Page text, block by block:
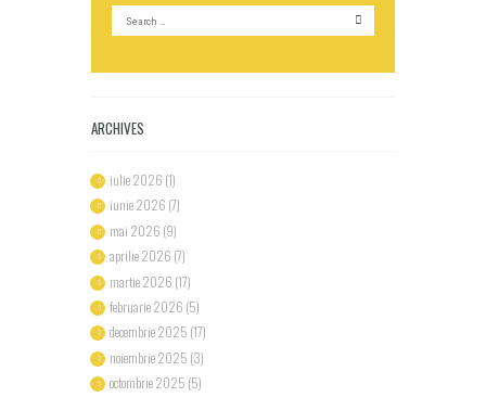
ARCHIVES
iulie 2026 (1)
iunie 2026 (7)
mai 2026 (9)
aprilie 2026 (7)
martie 2026 (17)
februarie 2026 (5)
decembrie 2025 (17)
noiembrie 2025 (3)
octombrie 2025 (5)